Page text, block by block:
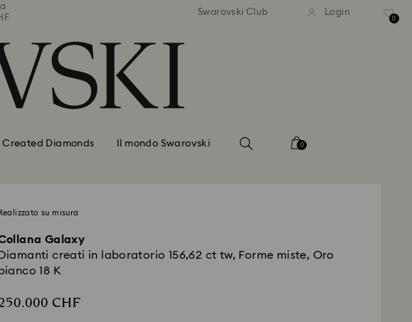
Spedizione standard gratuita
per importi superiori a 110 CHF
Spedizione standard
per importi superiori a
Swarovski Club Login
0
Created Diamonds Il mondo Swarovski 0
Realizzato su misura
Galaxy
Diamanti creati in laboratorio 156,62 ct tw, Forme miste, Oro
bianco 18 K
CHF